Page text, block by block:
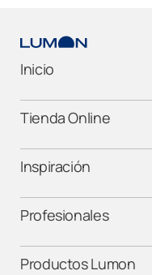
Inicio
Tienda Online
Inspiración
Profesionales
Productos Lumon